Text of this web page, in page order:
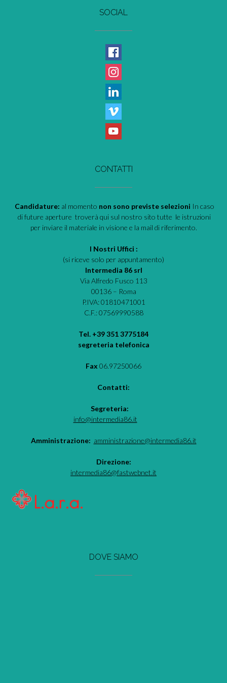
SOCIAL
CONTATTI
Candidature: al momento non sono previste selezioni In caso
di future aperture troverà qui sul nostro sito tutte le istruzioni
per inviare il materiale in visione e la mail di riferimento.
I Nostri Uffici :
(si riceve solo per appuntamento)
Intermedia 86 srl
Via Alfredo Fusco 113
00136 – Roma
P.IVA: 01810471001
C.F.: 07569990588
Tel. +39 351 3775184
segreteria telefonica
Fax 06.97250066
Contatti:
Segreteria:
info@intermedia86.it
Amministrazione: amministrazione@intermedia86.it
Direzione:
intermedia86@fastwebnet.it
DOVE SIAMO